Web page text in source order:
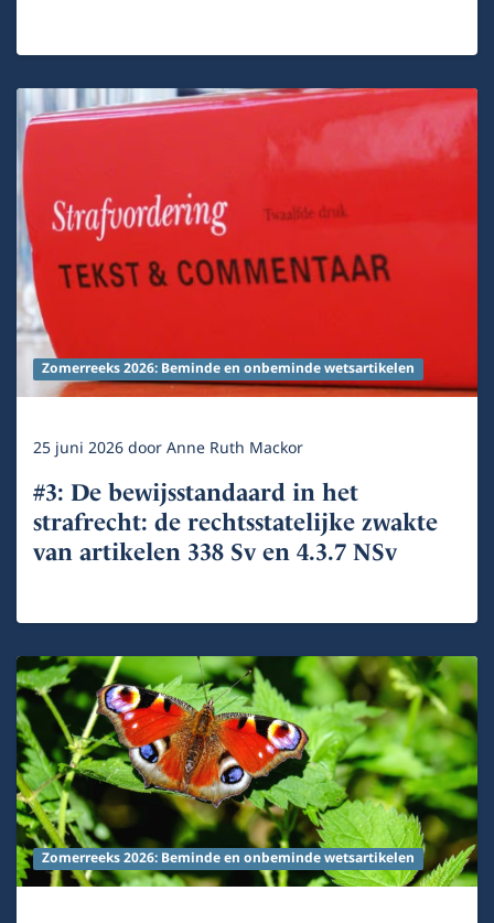
Zomerreeks 2026: Beminde en onbeminde wetsartikelen
25 juni 2026doorAnne Ruth Mackor
#3: De bewijsstandaard in het
strafrecht: de rechtsstatelijke zwakte
van artikelen 338 Sv en 4.3.7 NSv
Zomerreeks 2026: Beminde en onbeminde wetsartikelen